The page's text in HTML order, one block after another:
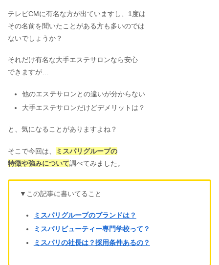
テレビCMに有名な方が出ていますし、1度は
その名前を聞いたことがある方も多いのでは
ないでしょうか？
それだけ有名な大手エステサロンなら安心
できますが…
他のエステサロンとの違いが分からない
大手エステサロンだけどデメリットは？
と、気になることがありますよね？
そこで今回は、
ミスパリグループの
特徴や強みについて調べてみました。
▼この記事に書いてること
ミスパリグループのブランドは？
ミスパリビューティー専門学校って？
ミスパリの社長は？採用条件あるの？